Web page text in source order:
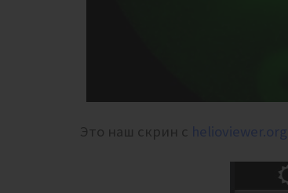
Это наш скрин с helioviewer.org